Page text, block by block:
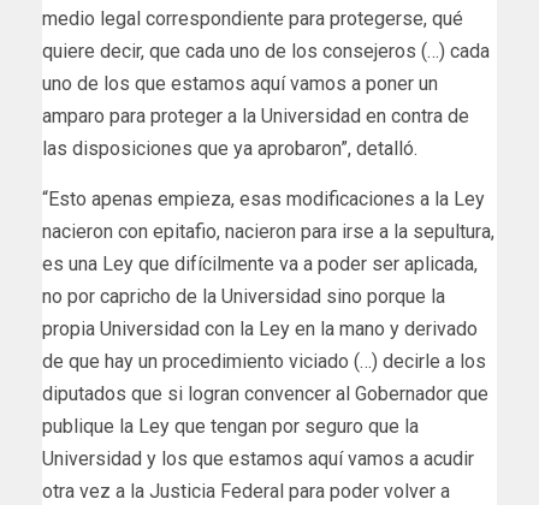
medio legal correspondiente para protegerse, qué
quiere decir, que cada uno de los consejeros (…) cada
uno de los que estamos aquí vamos a poner un
amparo para proteger a la Universidad en contra de
las disposiciones que ya aprobaron”, detalló.
“Esto apenas empieza, esas modificaciones a la Ley
nacieron con epitafio, nacieron para irse a la sepultura,
es una Ley que difícilmente va a poder ser aplicada,
no por capricho de la Universidad sino porque la
propia Universidad con la Ley en la mano y derivado
de que hay un procedimiento viciado (…) decirle a los
diputados que si logran convencer al Gobernador que
publique la Ley que tengan por seguro que la
Universidad y los que estamos aquí vamos a acudir
otra vez a la Justicia Federal para poder volver a